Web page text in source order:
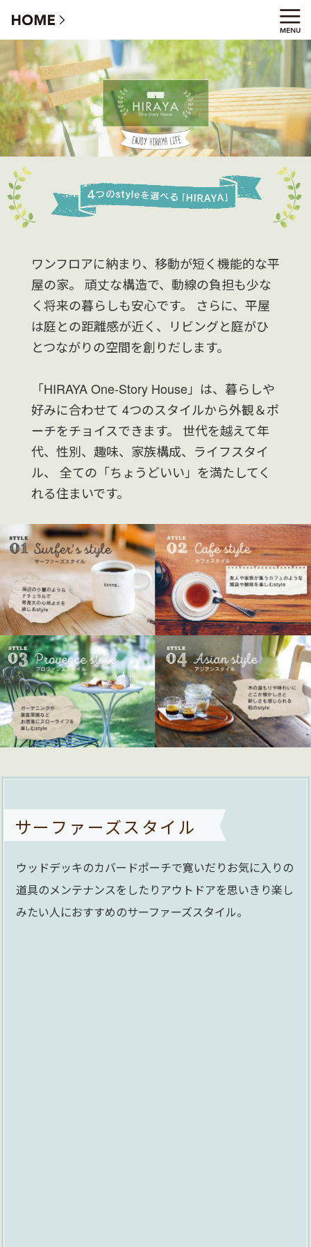
「HIRAYA」 - 平屋スタイル
ワンフロアに納まり、移動が短く機能的な平
屋の家。
頑丈な構造で、動線の負担も少な
く将来の暮らしも安心です。
さらに、平屋
は庭との距離感が近く、リビングと庭がひ
とつながりの空間を創りだします。
「HIRAYA One-Story House」は、暮らしや
好みに合わせて 4つのスタイルから外観＆ポ
ーチをチョイスできます。
世代を越えて年
代、性別、趣味、家族構成、ライフスタイ
ル、
全ての「ちょうどいい」を満たしてく
れる住まいです。
サーファーズスタイル
ウッドデッキのカバードポーチで寛いだりお気に入りの
道具のメンテナンスをしたりアウトドアを思いきり楽し
みたい人におすすめのサーファーズスタイル。